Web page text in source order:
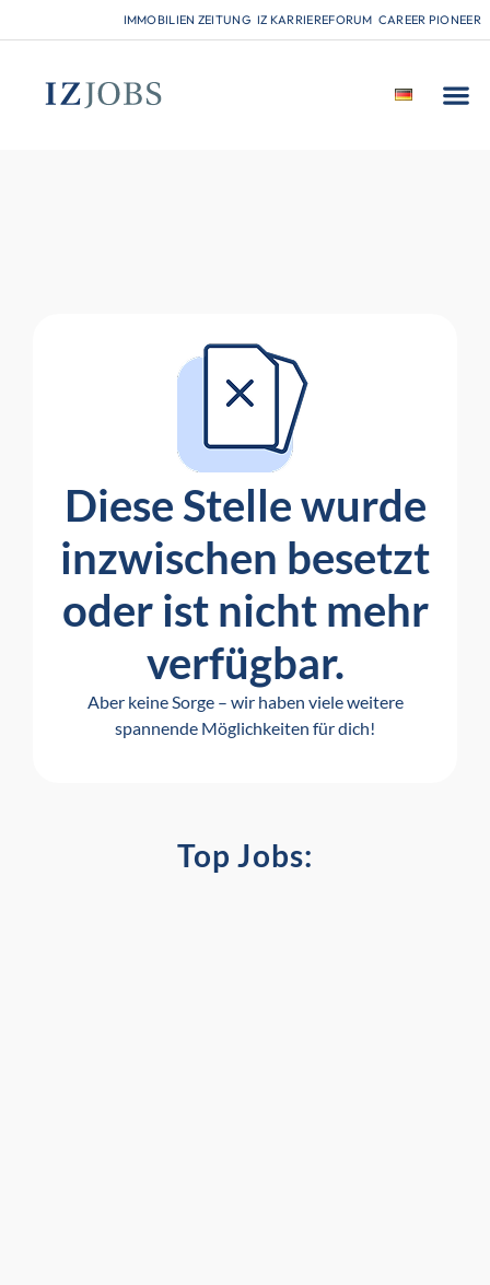
IMMOBILIEN ZEITUNG IZ KARRIEREFORUM CAREER PIONEER
Diese Stelle wurde
inzwischen besetzt
oder ist nicht mehr
verfügbar.
Aber keine Sorge – wir haben viele weitere
spannende Möglichkeiten für dich!
Top Jobs: